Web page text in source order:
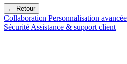
← Retour
Collaboration Personnalisation avancée
Sécurité Assistance & support client